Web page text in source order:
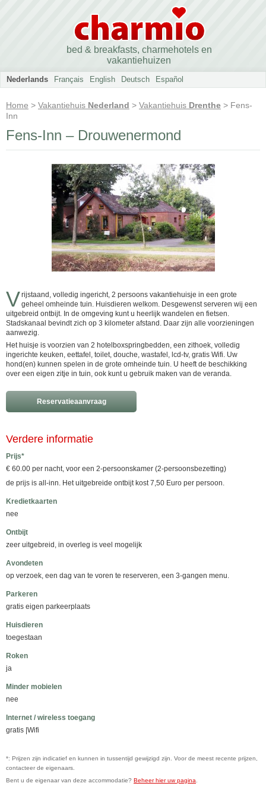
bed & breakfasts, charmehotels en
vakantiehuizen
Nederlands Français English Deutsch Español
Home > Vakantiehuis Nederland > Vakantiehuis Drenthe > Fens-
Inn
Fens-Inn – Drouwenermond
Vrijstaand, volledig ingericht, 2 persoons vakantiehuisje in een grote
geheel omheinde tuin. Huisdieren welkom. Desgewenst serveren wij een
uitgebreid ontbijt. In de omgeving kunt u heerlijk wandelen en fietsen.
Stadskanaal bevindt zich op 3 kilometer afstand. Daar zijn alle voorzieningen
aanwezig.
Het huisje is voorzien van 2 hotelboxspringbedden, een zithoek, volledig
ingerichte keuken, eettafel, toilet, douche, wastafel, lcd-tv, gratis Wifi. Uw
hond(en) kunnen spelen in de grote omheinde tuin. U heeft de beschikking
over een eigen zitje in tuin, ook kunt u gebruik maken van de veranda.
Reservatieaanvraag
Verdere informatie
Prijs*
€ 60.00 per nacht, voor een 2-persoonskamer (2-persoonsbezetting)
de prijs is all-inn. Het uitgebreide ontbijt kost 7,50 Euro per persoon.
Kredietkaarten
nee
Ontbijt
zeer uitgebreid, in overleg is veel mogelijk
Avondeten
op verzoek, een dag van te voren te reserveren, een 3-gangen menu.
Parkeren
gratis eigen parkeerplaats
Huisdieren
toegestaan
Roken
ja
Minder mobielen
nee
Internet / wireless toegang
gratis |Wifi
*: Prijzen zijn indicatief en kunnen in tussentijd gewijzigd zijn. Voor de meest recente prijzen,
contacteer de eigenaars.
Bent u de eigenaar van deze accommodatie? Beheer hier uw pagina